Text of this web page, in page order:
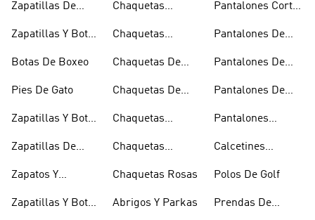
Zapatillas De
Zapatillas Y Botas
Botas De Boxeo
Pies De Gato
Zapatillas Y Botas
Zapatillas De
Zapatos Y
Doradas
Zapatillas Y Botas
Chaquetas
Chaquetas
Chaquetas De
Chaquetas De
Chaquetas
Chaquetas
Chaquetas Rosas
Abrigos Y Parkas
Pantalones Cortos
Pantalones De
Pantalones De
Pantalones De
Pantalones
Calcetines
Polos De Golf
Prendas De